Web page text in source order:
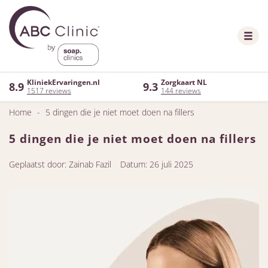
8.9 KliniekErvaringen.nl
1517 reviews
9.3 Zorgkaart NL
144 reviews
Home - 5 dingen die je niet moet doen na fillers
5 dingen die je niet moet doen na fillers
Geplaatst door: Zainab Fazil Datum: 26 juli 2025